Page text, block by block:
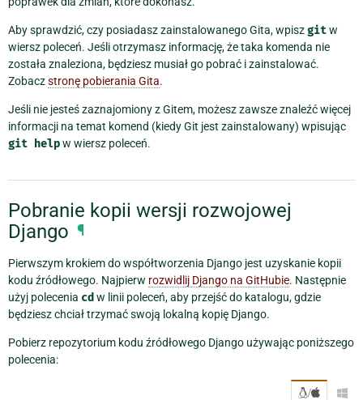
Aby sprawdzić, czy posiadasz zainstalowanego Gita, wpiszgitw
wiersz poleceń. Jeśli otrzymasz informację, że taka komenda nie
została znaleziona, będziesz musiał go pobrać i zainstalować.
Zobaczstronę pobierania Gita.
Jeśli nie jesteś zaznajomiony z Gitem, możesz zawsze znaleźć więcej
informacji na temat komend (kiedy Git jest zainstalowany) wpisując
git helpw wiersz poleceń.
Pobranie kopii wersji rozwojowej
Django ¶
Pierwszym krokiem do współtworzenia Django jest uzyskanie kopii
kodu źródłowego. Najpierw rozwidlij Django na GitHubie. Następnie
użyj polecenia cdw linii poleceń, aby przejść do katalogu, gdzie
będziesz chciał trzymać swoją lokalną kopię Django.
Pobierz repozytorium kodu źródłowego Django używając poniższego
polecenia:
/ 